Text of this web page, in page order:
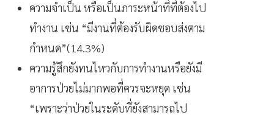
ความจำเป็น หรือเป็นภาระหน้าที่ที่ต้องไป
ทำงาน เช่น “มีงานที่ต้องรับผิดชอบส่งตาม
กำหนด”(14.3%)
ความรู้สึกยังทนไหวกับการทำงานหรือยังมี
อาการป่วยไม่มากพอที่ควรจะหยุด เช่น
“เพราะว่าป่วยในระดับที่ยังสามารถไป